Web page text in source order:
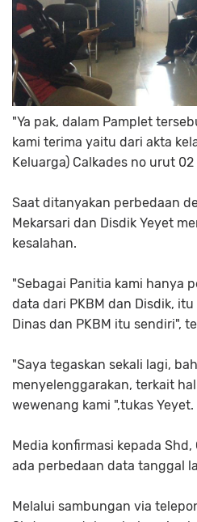
"Ya pak, dalam Pamplet
kami terima yaitu dari akta
Keluarga) Calkades no urut
Saat ditanyakan perbedaan
Mekarsari dan Disdik Yeyet
kesalahan.
"Sebagai Panitia kami hanya
data dari PKBM dan Disdik,
Dinas dan PKBM itu sendiri",
"Saya tegaskan sekali lagi,
menyelenggarakan, terkait
wewenang kami ",tukas Yeyet.
Media konfirmasi kepada
ada perbedaan data tanggal
Melalui sambungan via